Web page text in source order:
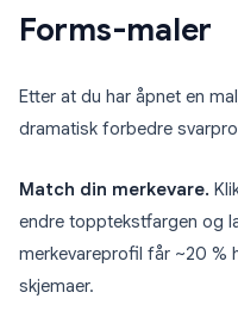
Forms-maler
Etter at du har åpnet en
dramatisk forbedre
Match din merkevare.
endre topptekstfargen og
merkevareprofil får ~20 %
skjemaer.